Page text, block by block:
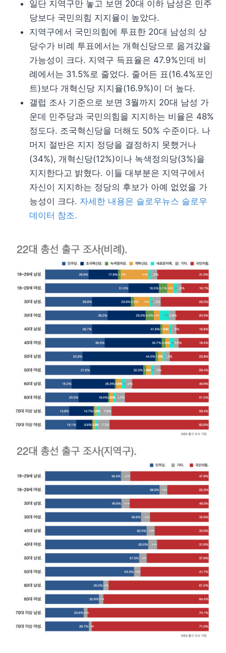
일단 지역구만 놓고 보면 20대 이하 남성은 민주
당보다 국민의힘 지지율이 높았다.
지역구에서 국민의힘에 투표한 20대 남성의 상
당수가 비례 투표에서는 개혁신당으로 옮겨갔을
가능성이 크다. 지역구 득표율은 47.9%인데 비
례에서는 31.5%로 줄었다. 줄어든 표(16.4%포인
트)보다 개혁신당 지지율(16.9%)이 더 높다.
갤럽 조사 기준으로 보면 3월까지 20대 남성 가
운데 민주당과 국민의힘을 지지하는 비율은 48%
정도다. 조국혁신당을 더해도 50% 수준이다. 나
머지 절반은 지지 정당을 결정하지 못했거나
(34%), 개혁신당(12%)이나 녹색정의당(3%)을
지지한다고 밝혔다. 이들 대부분은 지역구에서
자신이 지지하는 정당의 후보가 아예 없었을 가
능성이 크다. 자세한 내용은 슬로우뉴스 슬로우
데이터 참조.